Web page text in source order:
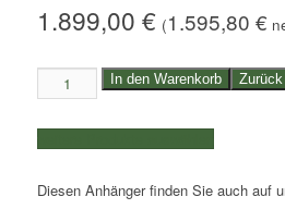
1.899,00€ (1.595,80€
zusätzliche
Wechselpritsche
780x244cm
Menge
In den Warenkorb Zurück
Diesen Anhänger finden Sie auch auf